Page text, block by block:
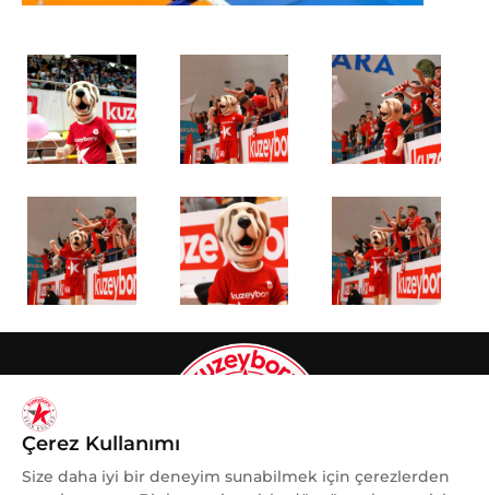
Çerez Kullanımı
Size daha iyi bir deneyim sunabilmek için çerezlerden